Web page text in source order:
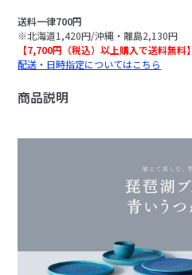
送料一律700円
※北海道1,420円/沖縄・離島2,130円
【7,700円（税込）以上購入で送料無料】
配送・日時指定についてはこちら
商品説明